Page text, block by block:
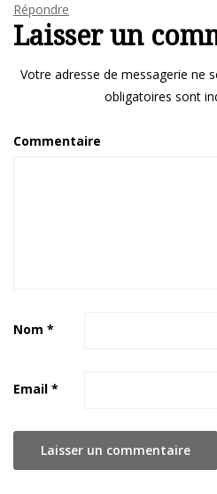
Répondre
Laisser un
Votre adresse de messagerie ne
obligatoires sont
Commentaire
Nom *
Email *